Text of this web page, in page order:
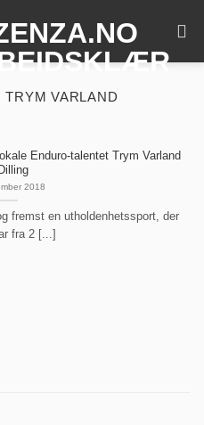
TRYM VARLAND
Enduro-talentet Trym Varland
2018
fremst en utholdenhetssport, der
fra 2 [...]